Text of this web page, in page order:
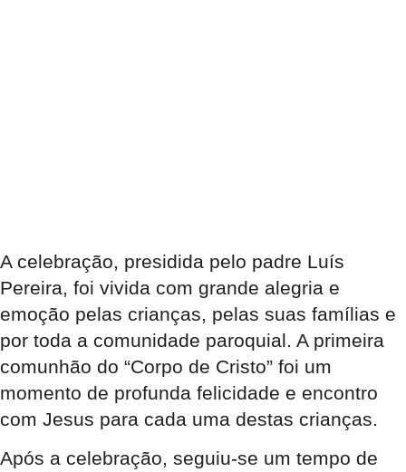
A celebração, presidida pelo padre Luís
Pereira, foi vivida com grande alegria e
emoção pelas crianças, pelas suas famílias e
por toda a comunidade paroquial. A primeira
comunhão do “Corpo de Cristo” foi um
momento de profunda felicidade e encontro
com Jesus para cada uma destas crianças.
Após a celebração, seguiu-se um tempo de